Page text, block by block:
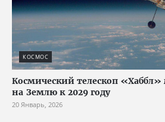
КОСМОС
Космический телескоп «Хаббл»
на Землю к 2029 году
20 Январь, 2026